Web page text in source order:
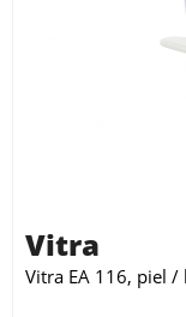
Vitra
Vitra EA 116, piel